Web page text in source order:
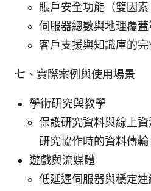
賬戶安全功能（雙因素
伺服器總數與地理覆蓋
客戶支援與知識庫的完
七、實際案例與使用場景
學術研究與教學
保護研究資料與線上
研究協作時的資料傳輸
遊戲與流媒體
低延遲伺服器與穩定